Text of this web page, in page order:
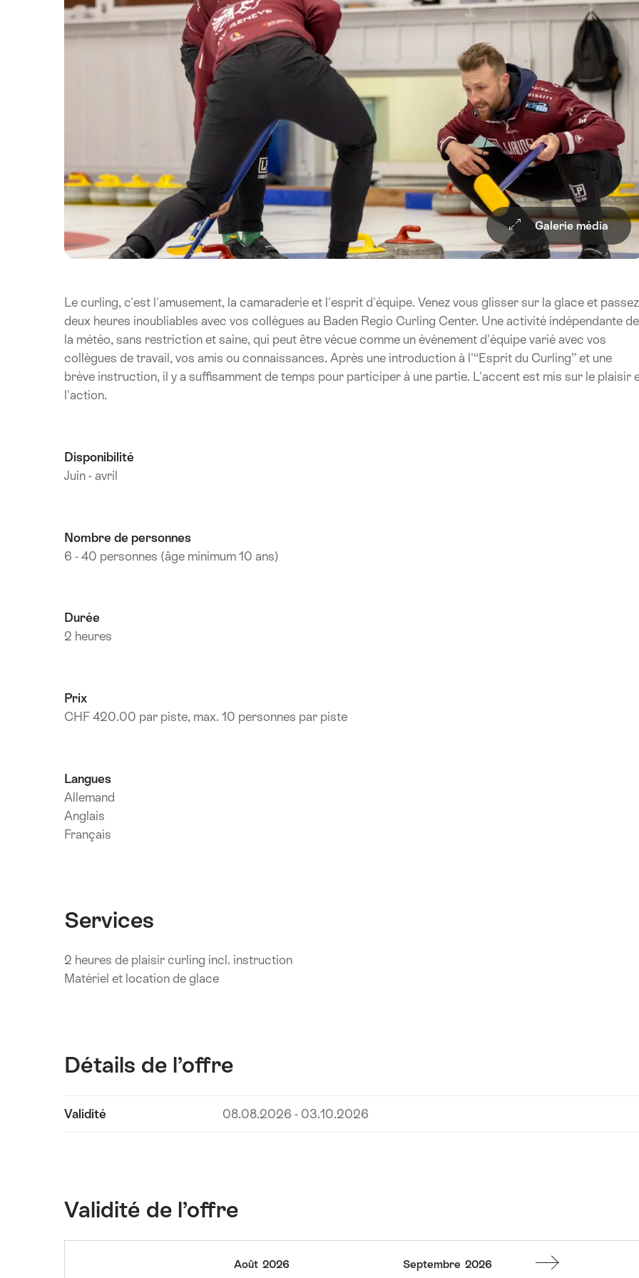
Galerie média
Le curling, c'est l'amusement, la camaraderie et l'esprit d'équipe. Venez vous glisser sur la glace et passez
deux heures inoubliables avec vos collègues au Baden Regio Curling Center. Une activité indépendante de
la météo, sans restriction et saine, qui peut être vécue comme un événement d'équipe varié avec vos
collègues de travail, vos amis ou connaissances. Après une introduction à l'“Esprit du Curling” et une
brève instruction, il y a suffisamment de temps pour participer à une partie. L'accent est mis sur le plaisir
l'action.
Disponibilité
Juin - avril
Nombre de personnes
6 - 40 personnes (âge minimum 10 ans)
Durée
2 heures
Prix
CHF 420.00 par piste, max. 10 personnes par piste
Langues
Allemand
Anglais
Français
Services
2 heures de plaisir curling incl. instruction
Matériel et location de glace
Détails de l’offre
les
Validité 08.08.2026 - 03.10.2026
Validité de l’offre
Août 2026 Septembre 2026